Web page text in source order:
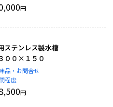
円
テンレス製水槽
００×１５０
品・お問合せ
程度
円